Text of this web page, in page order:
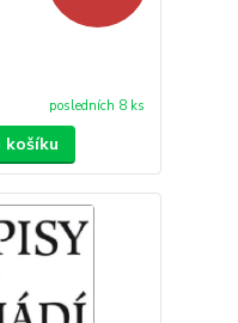
posledních 8 ks
košíku